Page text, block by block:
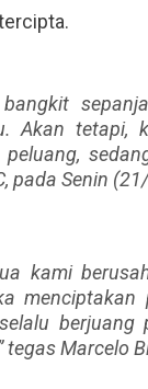
Akan tetapi,
pada Senin
kami
berjuang
tegas Marcelo